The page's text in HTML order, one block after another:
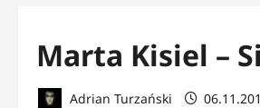
Marta Kisiel –
Adrian Turzański